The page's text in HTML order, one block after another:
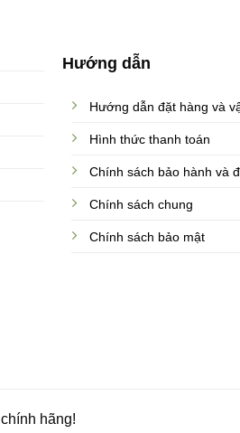
Hướng dẫn
Hướng dẫn đặt hàng và
Hình thức thanh toán
Chính sách bảo hành và
Chính sách chung
Chính sách bảo mật
hãng!